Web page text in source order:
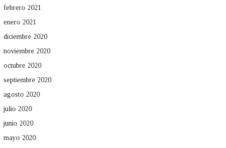
febrero 2021
enero 2021
diciembre 2020
noviembre 2020
octubre 2020
septiembre 2020
agosto 2020
julio 2020
junio 2020
mayo 2020